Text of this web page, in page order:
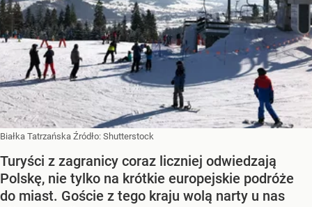
Białka Tatrzańska Źródło: Shutterstock
Turyści z zagranicy coraz liczniej odwiedzają
Polskę, nie tylko na krótkie europejskie podróże
do miast. Goście z tego kraju wolą narty u nas